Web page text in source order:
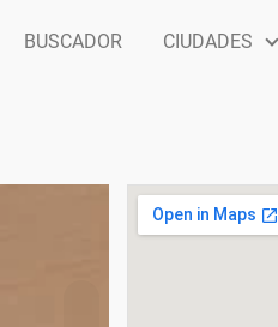
BUSCADOR CIUDADES